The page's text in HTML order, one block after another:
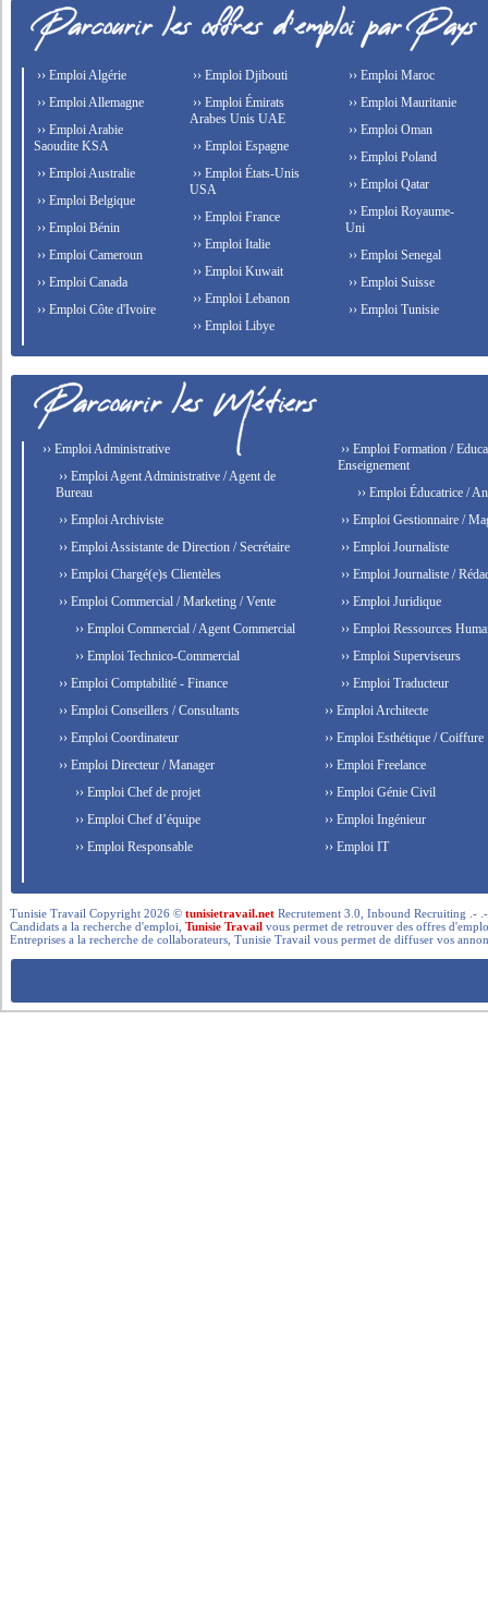
›› Emploi Algérie
›› Emploi Allemagne
›› Emploi Arabie
Saoudite KSA
›› Emploi Australie
›› Emploi Belgique
›› Emploi Bénin
›› Emploi Cameroun
›› Emploi Canada
›› Emploi Côte d'Ivoire
›› Emploi Djibouti
›› Emploi Émirats
Arabes Unis UAE
›› Emploi Espagne
›› Emploi États-Unis
USA
›› Emploi France
›› Emploi Italie
›› Emploi Kuwait
›› Emploi Lebanon
›› Emploi Libye
›› Emploi Maroc
›› Emploi Mauritanie
›› Emploi Oman
›› Emploi Poland
›› Emploi Qatar
›› Emploi Royaume-
Uni
›› Emploi Senegal
›› Emploi Suisse
›› Emploi Tunisie
›› Emploi Administrative
›› Emploi Agent Administrative / Agent de
Bureau
›› Emploi Archiviste
›› Emploi Assistante de Direction / Secrétaire
›› Emploi Chargé(e)s Clientèles
›› Emploi Commercial / Marketing / Vente
›› Emploi Commercial / Agent Commercial
›› Emploi Technico-Commercial
›› Emploi Comptabilité - Finance
›› Emploi Conseillers / Consultants
›› Emploi Coordinateur
›› Emploi Directeur / Manager
›› Emploi Chef de projet
›› Emploi Chef d’équipe
›› Emploi Responsable
›› Emploi Formation /
Enseignement
›› Emploi Éducatrice /
›› Emploi Gestionnaire /
›› Emploi Journaliste
›› Emploi Journaliste /
›› Emploi Juridique
›› Emploi Ressources
›› Emploi Superviseurs
›› Emploi Traducteur
›› Emploi Architecte
›› Emploi Esthétique / Coiffure
›› Emploi Freelance
›› Emploi Génie Civil
›› Emploi Ingénieur
›› Emploi IT
Tunisie Travail Copyright 2026 ©tunisietravail.net Recrutement 3.0, Inbound Recruiting .-
Candidats a la recherche d'emploi,Tunisie Travail vous permet de retrouver des offres
Entreprises a la recherche de collaborateurs, Tunisie Travail vous permet de diffuser vos